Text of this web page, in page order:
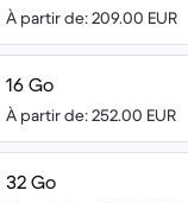
À partir de: 209.00 EUR
16 Go
À partir de: 252.00 EUR
32 Go